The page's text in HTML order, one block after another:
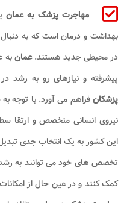
مهاجرت پزشک به عمان
بهداشت و درمان است که به
در محیطی جدید هستند.عمانبه
پیشرفته و نیازهای رو به رشد
پزشکانفراهم می آورد. با توجه
نیروی انسانی متخصص و ارتقا
این کشور به یک انتخاب جدی
تخصص های خود می توانند به
کمک کنند و در عین حال از امکانات